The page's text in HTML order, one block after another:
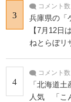
3
コメント数
兵庫県の「
【7月12日
ねとらぼリ
4
コメント数
「北海道
人気 「こ